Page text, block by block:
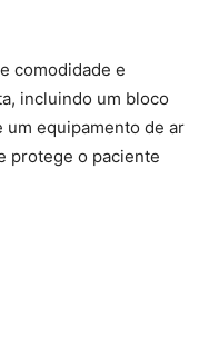
comodidade e
incluindo um bloco
um equipamento de ar
protege o paciente